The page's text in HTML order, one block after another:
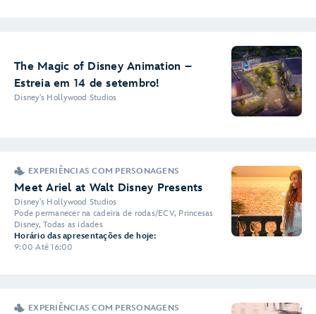
The Magic of Disney Animation –
Estreia em 14 de setembro!
Disney's Hollywood Studios
EXPERIÊNCIAS COM PERSONAGENS
Meet Ariel at Walt Disney Presents
Disney's Hollywood Studios
Pode permanecer na cadeira de rodas/ECV, Princesas
Disney, Todas as idades
Horário das apresentações de hoje:
9:00 Até 16:00
EXPERIÊNCIAS COM PERSONAGENS